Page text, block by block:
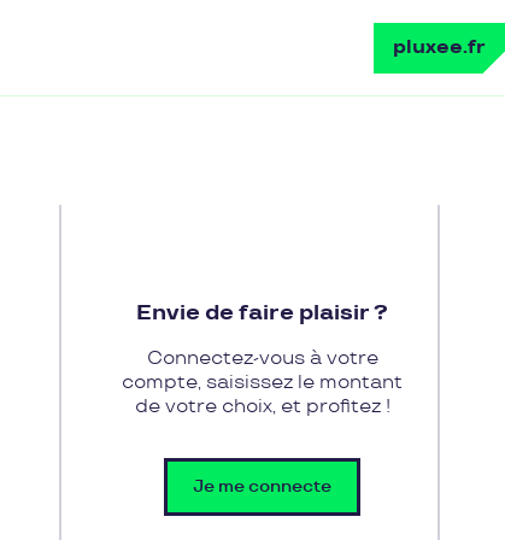
pluxee.fr
Envie de faire plaisir ?
Connectez-vous à votre
compte, saisissez le montant
de votre choix, et profitez !
Je me connecte